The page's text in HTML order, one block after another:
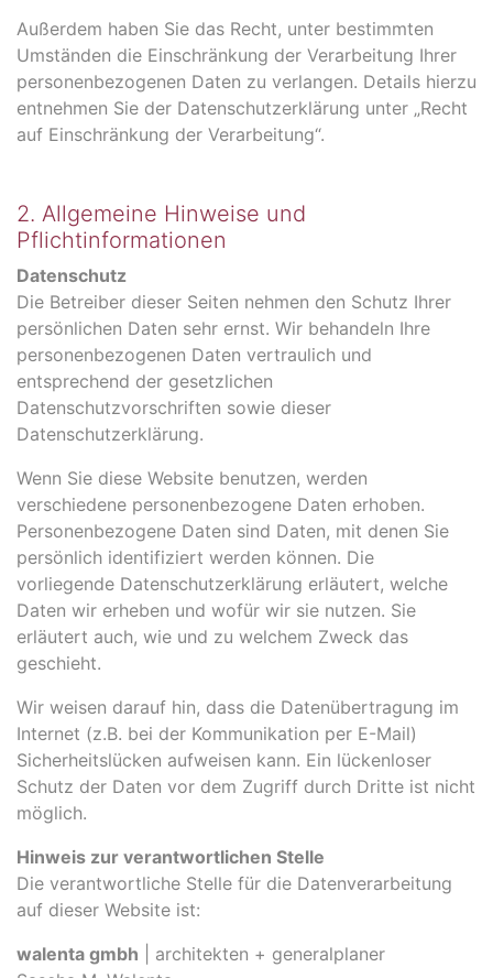
Außerdem haben Sie das Recht, unter bestimmten
Umständen die Einschränkung der Verarbeitung Ihrer
personenbezogenen Daten zu verlangen. Details hierzu
entnehmen Sie der Datenschutzerklärung unter „Recht
auf Einschränkung der Verarbeitung“.
2. Allgemeine Hinweise und
Pflichtinformationen
Datenschutz
Die Betreiber dieser Seiten nehmen den Schutz Ihrer
persönlichen Daten sehr ernst. Wir behandeln Ihre
personenbezogenen Daten vertraulich und
entsprechend der gesetzlichen
Datenschutzvorschriften sowie dieser
Datenschutzerklärung.
Wenn Sie diese Website benutzen, werden
verschiedene personenbezogene Daten erhoben.
Personenbezogene Daten sind Daten, mit denen Sie
persönlich identifiziert werden können. Die
vorliegende Datenschutzerklärung erläutert, welche
Daten wir erheben und wofür wir sie nutzen. Sie
erläutert auch, wie und zu welchem Zweck das
geschieht.
Wir weisen darauf hin, dass die Datenübertragung im
Internet (z.B. bei der Kommunikation per E-Mail)
Sicherheitslücken aufweisen kann. Ein lückenloser
Schutz der Daten vor dem Zugriff durch Dritte ist nicht
möglich.
Hinweis zur verantwortlichen Stelle
Die verantwortliche Stelle für die Datenverarbeitung
auf dieser Website ist:
walenta gmbh | architekten + generalplaner